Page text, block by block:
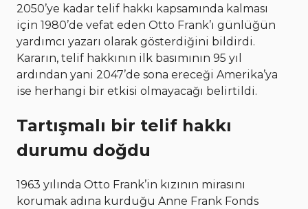
2050’ye kadar telif hakkı kapsamında kalması
için 1980’de vefat eden Otto Frank’ı günlüğün
yardımcı yazarı olarak gösterdiğini bildirdi.
Kararın, telif hakkının ilk basımının 95 yıl
ardından yani 2047’de sona ereceği Amerika’ya
ise herhangi bir etkisi olmayacağı belirtildi.
Tartışmalı bir telif hakkı
durumu doğdu
1963 yılında Otto Frank’in kızının mirasını
korumak adına kurduğu Anne Frank Fonds